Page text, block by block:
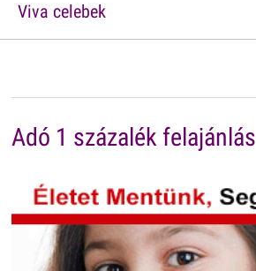
Viva celebek
Adó 1 százalék felajánlás